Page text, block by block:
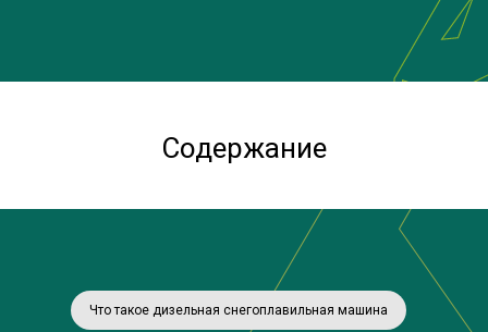
Содержание
Что такое дизельная снегоплавильная машина